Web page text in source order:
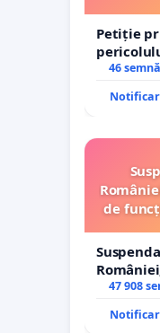
Petiție
agresivi
46
de
de
47 908